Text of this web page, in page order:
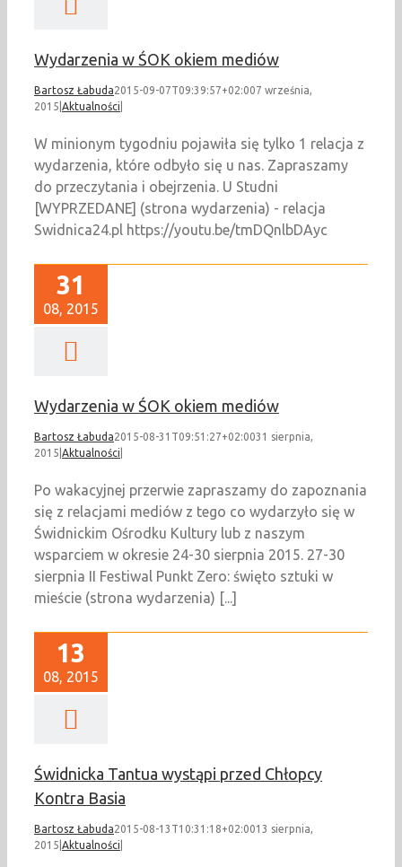
Wydarzenia w ŚOK okiem mediów
Bartosz Łabuda2015-09-07T09:39:57+02:007 września,
2015 Aktualności
W minionym tygodniu pojawiła się tylko 1 relacja z
wydarzenia, które odbyło się u nas. Zapraszamy
do przeczytania i obejrzenia. U Studni
[WYPRZEDANE] (strona wydarzenia) - relacja
Swidnica24.pl https://youtu.be/tmDQnlbDAyc
31
08, 2015
Wydarzenia w ŚOK okiem mediów
Bartosz Łabuda2015-08-31T09:51:27+02:0031 sierpnia,
2015 Aktualności
Po wakacyjnej przerwie zapraszamy do zapoznania
się z relacjami mediów z tego co wydarzyło się w
Świdnickim Ośrodku Kultury lub z naszym
wsparciem w okresie 24-30 sierpnia 2015. 27-30
sierpnia II Festiwal Punkt Zero: święto sztuki w
mieście (strona wydarzenia) [...]
13
08, 2015
Świdnicka Tantua wystąpi przed Chłopcy
Kontra Basia
Bartosz Łabuda2015-08-13T10:31:18+02:0013 sierpnia,
2015 Aktualności